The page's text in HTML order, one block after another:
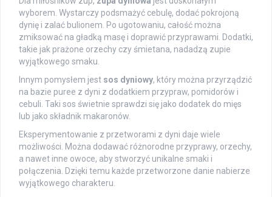
wyborem. Wystarczy podsmażyć cebulę, dodać pokrojoną
dynię i zalać bulionem. Po ugotowaniu, całość można
zmiksować na gładką masę i doprawić przyprawami. Dodatki,
takie jak prażone orzechy czy śmietana, nadadzą zupie
wyjątkowego smaku.
Innym pomysłem jest sos dyniowy, który można przyrządzić
na bazie puree z dyni z dodatkiem przypraw, pomidorów i
cebuli. Taki sos świetnie sprawdzi się jako dodatek do mięs
lub jako składnik makaronów.
Eksperymentowanie z przetworami z dyni daje wiele
możliwości. Można dodawać różnorodne przyprawy, orzechy,
a nawet inne owoce, aby stworzyć unikalne smaki i
połączenia. Dzięki temu każde przetworzone danie nabierze
wyjątkowego charakteru.